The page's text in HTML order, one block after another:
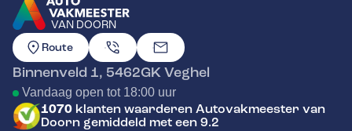
VAN DOORN
GA NAAR DE HOMEPAGINA
Route
Binnenveld 1, 5462GKVeghel
Vandaag open tot 18:00 uur
1070 klanten waarderen Autovakmeester van
Doorn gemiddeld met een 9.2